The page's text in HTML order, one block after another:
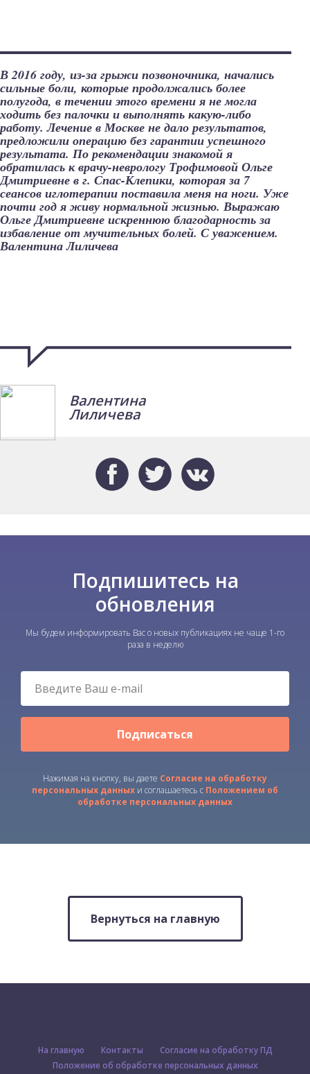
В 2016 году, из-за грыжи позвоночника, начались
сильные боли, которые продолжались более
полугода, в течении этого времени я не могла
ходить без палочки и выполнять какую-либо
работу. Лечение в Москве не дало результатов,
предложили операцию без гарантии успешного
результата. По рекомендации знакомой я
обратилась к врачу-неврологу Трофимовой Ольге
Дмитриевне в г. Спас-Клепики, которая за 7
сеансов иглотерапии поставила меня на ноги. Уже
почти год я живу нормальной жизнью. Выражаю
Ольге Дмитриевне искреннюю благодарность за
избавление от мучительных болей. С уважением.
Валентина Лиличева
Валентина
Лиличева
Подпишитесь на
обновления
Мы будем информировать Вас о новых публикациях не чаще 1-го
раза в неделю
Подписаться
Нажимая на кнопку, вы даете Согласие на обработку
персональных данных и соглашаетесь c Положением об
обработке персональных данных
Вернуться на главную
На главную Контакты
Согласие на обработку ПД
Положение об обработке персональных данных